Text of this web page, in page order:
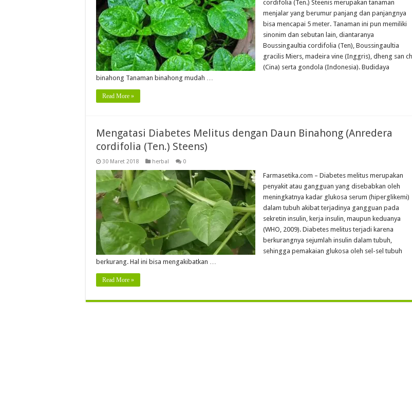
cordifolia (Ten.) Steenis merupakan tanaman
menjalar yang berumur panjang dan panjangnya
bisa mencapai 5 meter. Tanaman ini pun memiliki
sinonim dan sebutan lain, diantaranya
Boussingaultia cordifolia (Ten), Boussingaultia
gracilis Miers, madeira vine (Inggris), dheng san
(Cina) serta gondola (Indonesia). Budidaya
binahong Tanaman binahong mudah …
Read More »
Mengatasi Diabetes Melitus dengan Daun Binahong (Anredera
cordifolia (Ten.) Steens)
30 Maret 2018 herbal 0
Farmasetika.com – Diabetes melitus merupakan
penyakit atau gangguan yang disebabkan oleh
meningkatnya kadar glukosa serum (hiperglikemi)
dalam tubuh akibat terjadinya gangguan pada
sekretin insulin, kerja insulin, maupun keduanya
(WHO, 2009). Diabetes melitus terjadi karena
berkurangnya sejumlah insulin dalam tubuh,
sehingga pemakaian glukosa oleh sel-sel tubuh
berkurang. Hal ini bisa mengakibatkan …
Read More »